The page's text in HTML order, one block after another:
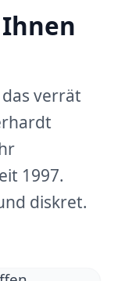
verrät
1997.
diskret.